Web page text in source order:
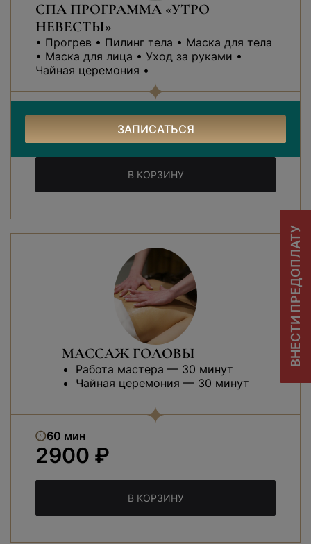
СПА ПРОГРАММА «УТРО
НЕВЕСТЫ»
• Прогрев • Пилинг тела • Маска для тела
• Маска для лица • Уход за руками •
Чайная церемония •
100 минут
7300 ₽
В КОРЗИНУ
МАССАЖ ГОЛОВЫ
Работа мастера — 30 минут
Чайная церемония — 30 минут
60 мин
2900 ₽
В КОРЗИНУ
ЗАПИСАТЬСЯ
ВНЕСТИ ПРЕДОПЛАТУ